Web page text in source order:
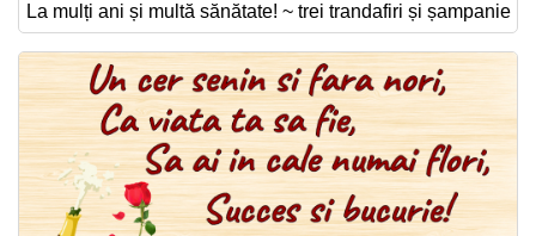
La mulți ani și multă sănătate! ~ trei trandafiri și șampanie